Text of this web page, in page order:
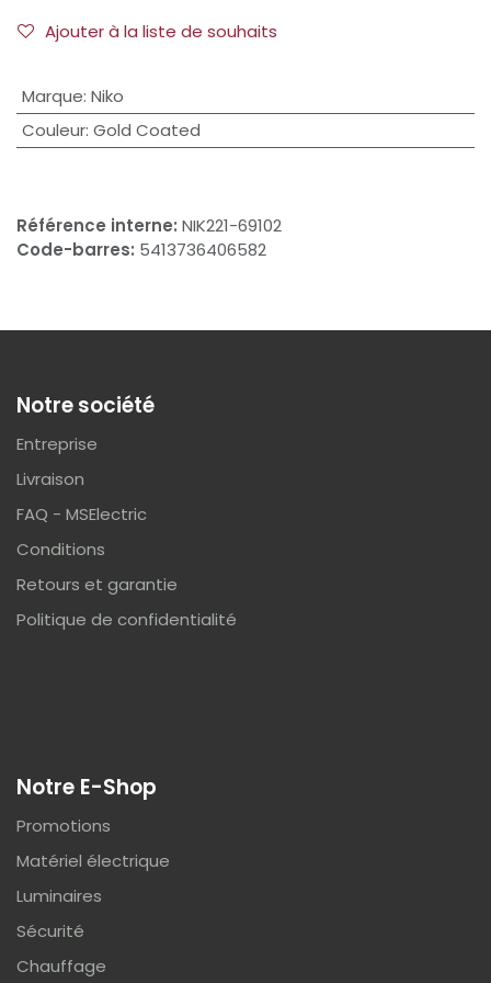
Ajouter à la liste de souhaits
Marque: Niko
Couleur: Gold Coated
Référence interne: NIK221-69102
Code-barres: 5413736406582
Notre société
Entreprise
Livraison
FAQ - MSElectric
Conditions
Retours et garantie
Politique de confidentialité
Notre E-Shop
Promotions
Matériel électrique
Luminaires
Sécurité
Chauffage